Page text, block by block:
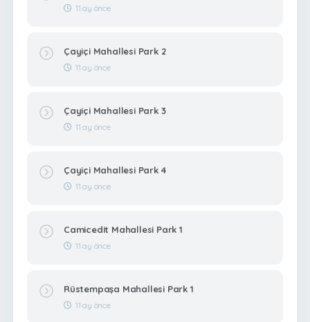
11 ay önce
Çayiçi Mahallesi Park 2
11 ay önce
Çayiçi Mahallesi Park 3
11 ay önce
Çayiçi Mahallesi Park 4
11 ay önce
Camicedit Mahallesi Park 1
11 ay önce
Rüstempaşa Mahallesi Park 1
11 ay önce